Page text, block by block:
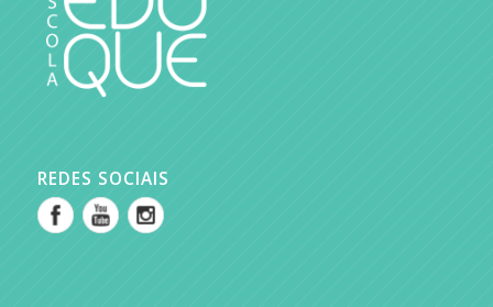
REDES SOCIAIS